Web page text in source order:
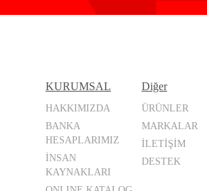
KURUMSAL
HAKKIMIZDA
BANKA
HESAPLARIMIZ
İNSAN
KAYNAKLARI
Diğer
ÜRÜNLER
MARKALAR
İLETİŞİM
DESTEK